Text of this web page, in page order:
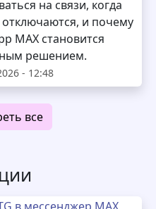
на связи, когда
и почему
MAX становится
решением.
- 12:48
все